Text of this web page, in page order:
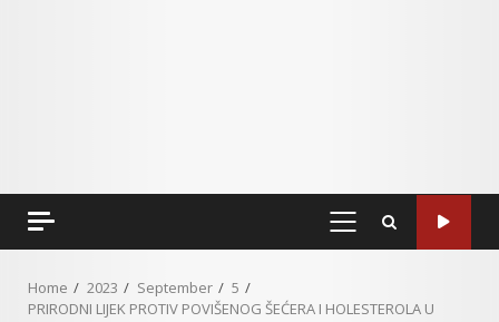
PRIMARY
Home 2023 September
5
PRIRODNI LIJEK PROTIV POVIŠENOG ŠEĆERA I HOLESTEROLA U